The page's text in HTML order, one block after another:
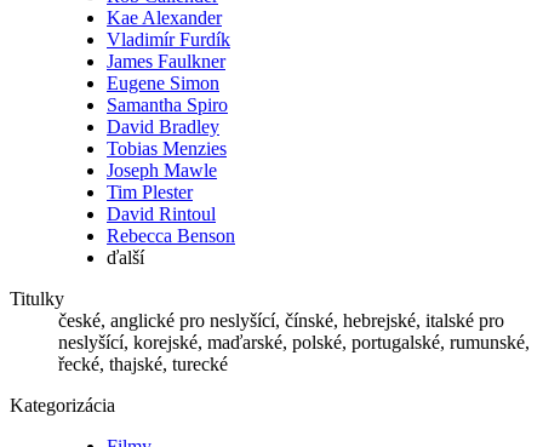
Kae Alexander
Vladimír Furdík
James Faulkner
Eugene Simon
Samantha Spiro
David Bradley
Tobias Menzies
Joseph Mawle
Tim Plester
David Rintoul
Rebecca Benson
ďalší
Titulky
české, anglické pro neslyšící, čínské, hebrejské, italské pro
neslyšící, korejské, maďarské, polské, portugalské, rumunské,
řecké, thajské, turecké
Kategorizácia